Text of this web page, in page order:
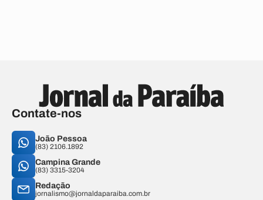
Contate-nos
João Pessoa
(83) 2106.1892
Campina Grande
(83) 3315-3204
Redação
jornalismo@jornaldaparaiba.com.br